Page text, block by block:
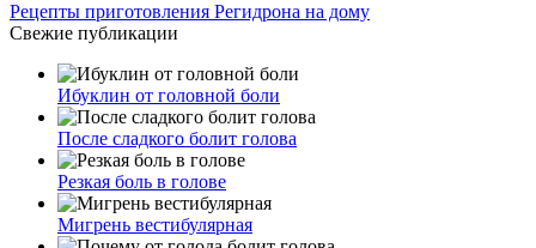
Рецепты приготовления Регидрона на дому
Свежие публикации
Ибуклин от головной боли
После сладкого болит голова
Резкая боль в голове
Мигрень вестибулярная